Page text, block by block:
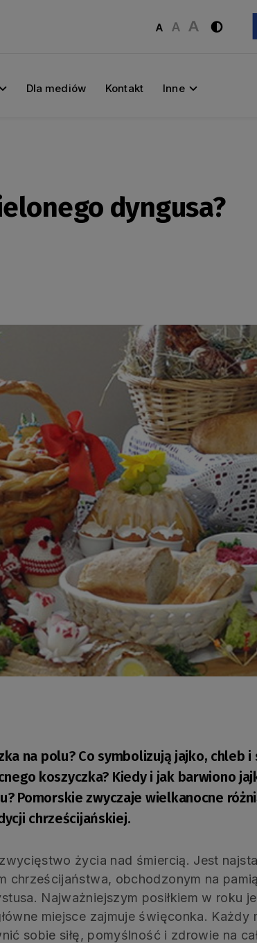
Dla mediów Kontakt Inne
dyngusa?
na polu? Co symbolizują jajko, chleb i
koszyczka? Kiedy i jak barwiono
Pomorskie zwyczaje wielkanocne
chrześcijańskiej.
życia nad śmiercią. Jest
chrześcijaństwa, obchodzonym na
Najważniejszym posiłkiem w roku
miejsce zajmuje święconka. Każdy
sobie siłę, pomyślność i zdrowie na